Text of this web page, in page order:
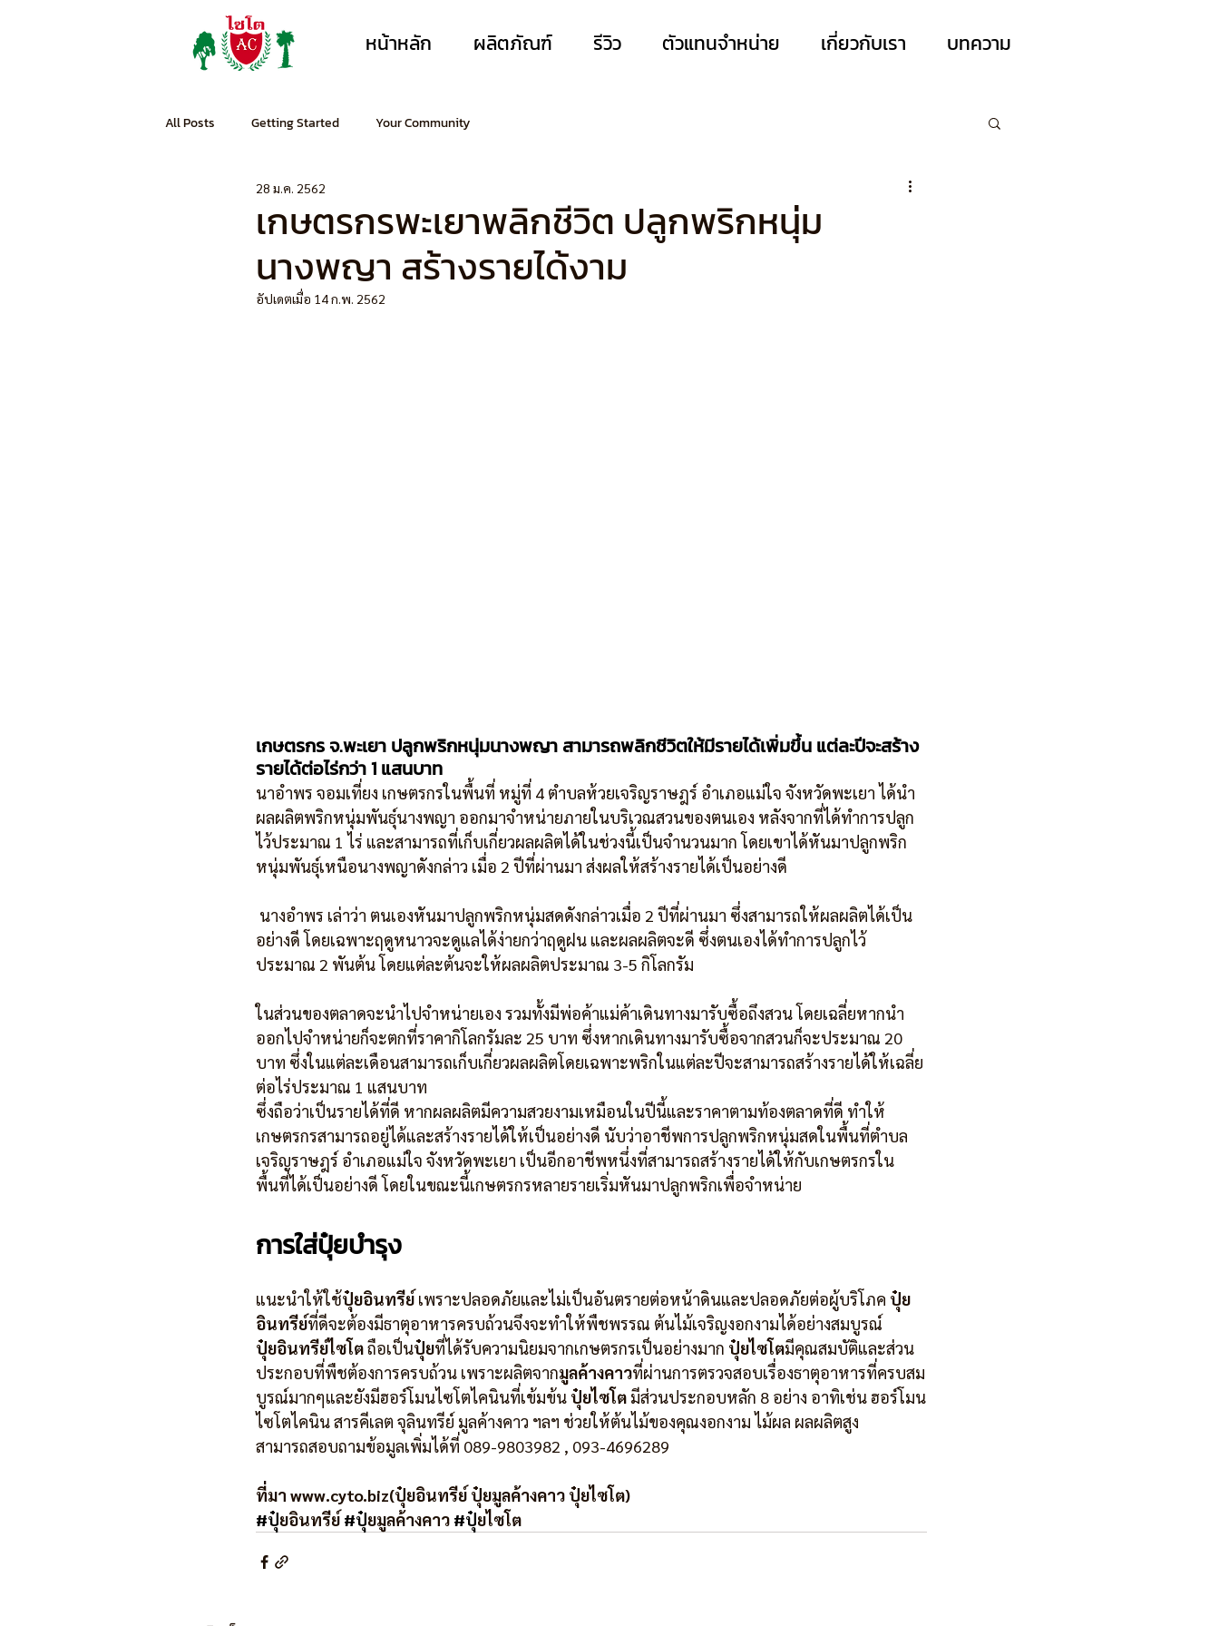
หน้าหลัก ผลิตภัณฑ์ รีวิว ตัวแทนจำหน่าย เกี่ยวกับเรา บทความ
All Posts Getting Started Your Community
เกษตรกรพะเยาพลิกชีวิต ปลูกพริกหนุ่ม
นางพญา สร้างรายได้งาม
28 ม.ค. 2562
อัปเดตเมื่อ 14 ก.พ. 2562
เกษตรกร จ.พะเยา ปลูกพริกหนุ่มนางพญา สามารถพลิกชีวิตให้มีรายได้เพิ่มขึ้น แต่ละปีจะสร้าง
รายได้ต่อไร่กว่า 1 แสนบาท
นาอำพร จอมเที่ยง เกษตรกรในพื้นที่ หมู่ที่ 4 ตำบลห้วยเจริญราษฎร์ อำเภอแม่ใจ จังหวัดพะเยา ได้นำ
ผลผลิตพริกหนุ่มพันธุ์นางพญา ออกมาจำหน่ายภายในบริเวณสวนของตนเอง หลังจากที่ได้ทำการปลูก
ไว้ประมาณ 1 ไร่ และสามารถที่เก็บเกี่ยวผลผลิตได้ในช่วงนี้เป็นจำนวนมาก โดยเขาได้หันมาปลูกพริก
หนุ่มพันธุ์เหนือนางพญาดังกล่าว เมื่อ 2 ปีที่ผ่านมา ส่งผลให้สร้างรายได้เป็นอย่างดี
อย่างดี โดยเฉพาะฤดูหนาวจะดูแลได้ง่ายกว่าฤดูฝน และผลผลิตจะดี ซึ่งตนเองได้ทำการปลูกไว้
ประมาณ 2 พันต้น โดยแต่ละต้นจะให้ผลผลิตประมาณ 3-5 กิโลกรัม
ในส่วนของตลาดจะนำไปจำหน่ายเอง รวมทั้งมีพ่อค้าแม่ค้าเดินทางมารับซื้อถึงสวน โดยเฉลี่ยหากนำ
ออกไปจำหน่ายก็จะตกที่ราคากิโลกรัมละ 25 บาท ซึ่งหากเดินทางมารับซื้อจากสวนก็จะประมาณ 20
บาท ซึ่งในแต่ละเดือนสามารถเก็บเกี่ยวผลผลิตโดยเฉพาะพริกในแต่ละปีจะสามารถสร้างรายได้ให้เฉลี่ย
ต่อไร่ประมาณ 1 แสนบาท
ซึ่งถือว่าเป็นรายได้ที่ดี หากผลผลิตมีความสวยงามเหมือนในปีนี้และราคาตามท้องตลาดที่ดี ทำให้
เกษตรกรสามารถอยู่ได้และสร้างรายได้ให้เป็นอย่างดี นับว่าอาชีพการปลูกพริกหนุ่มสดในพื้นที่ตำบล
เจริญราษฎร์ อำเภอแม่ใจ จังหวัดพะเยา เป็นอีกอาชีพหนึ่งที่สามารถสร้างรายได้ให้กับเกษตรกรใน
พื้นที่ได้เป็นอย่างดี โดยในขณะนี้เกษตรกรหลายรายเริ่มหันมาปลูกพริกเพื่อจำหน่าย
การใส่ปุ๋ยบำรุง
แนะนำให้ใช้ปุ๋ยอินทรีย์ เพราะปลอดภัยและไม่เป็นอันตรายต่อหน้าดินและปลอดภัยต่อผู้บริโภค ปุ๋ย
อินทรีย์ที่ดีจะต้องมีธาตุอาหารครบถ้วนจึงจะทำให้พืชพรรณ ต้นไม้เจริญงอกงามได้อย่างสมบูรณ์
ปุ๋ยอินทรีย์ไซโต ถือเป็นปุ๋ยที่ได้รับความนิยมจากเกษตรกรเป็นอย่างมาก ปุ๋ยไซโตมีคุณสมบัติและส่วน
ประกอบที่พืชต้องการครบถ้วน เพราะผลิตจากมูลค้างคาวที่ผ่านการตรวจสอบเรื่องธาตุอาหารที่ครบสม
บูรณ์มากๆและยังมีฮอร์โมนไซโตไคนินที่เข้มข้น ปุ๋ยไซโต มีส่วนประกอบหลัก 8 อย่าง อาทิเช่น ฮอร์โมน
ไซโตไคนิน สารคีเลต จุลินทรีย์ มูลค้างคาว ฯลฯ ช่วยให้ต้นไม้ของคุณงอกงาม ไม้ผล ผลผลิตสูง
สามารถสอบถามข้อมูลเพิ่มได้ที่ 089-9803982 , 093-4696289
ที่มา www.cyto.biz(ปุ๋ยอินทรีย์ ปุ๋ยมูลค้างคาว ปุ๋ยไซโต)
#ปุ๋ยอินทรีย์ #ปุ๋ยมูลค้างคาว #ปุ๋ยไซโต